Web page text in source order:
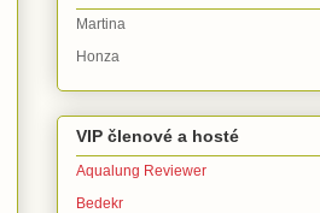
Martina
Honza
VIP členové a hosté
Aqualung Reviewer
Bedekr